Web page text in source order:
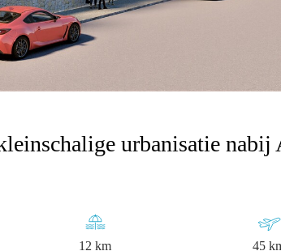
urbanisatie nabij
12 km 45